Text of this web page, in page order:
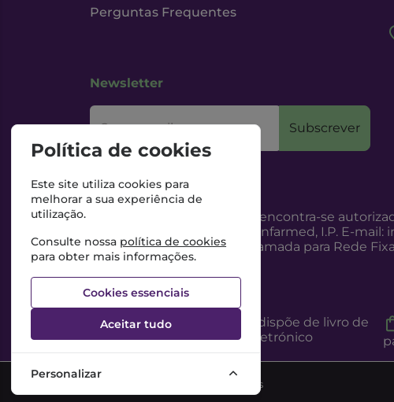
Perguntas Frequentes
Newsletter
O seu email Subscrever
Esta Farmácia encontra-se
Internet, pelo Infarmed, I.P. E-mail:
217987100 (Chamada para Rede
Esta Farmácia dispõe de livro de
reclamações eletrónico
©2026 Todos os direitos reservados
Política de cookies
Este site utiliza cookies para
melhorar a sua experiência de
utilização.
Consulte nossa política de cookies
para obter mais informações.
Cookies essenciais
Aceitar tudo
Personalizar